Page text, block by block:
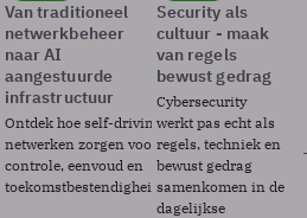
Van traditioneel
netwerkbeheer
naar AI
aangestuurde
infrastructuur
Ontdek hoe self-driving
netwerken zorgen voor
controle, eenvoud en
toekomstbestendigheid.
Security als
cultuur - maak
van regels
bewust gedrag
Cybersecurity
werkt pas echt als
regels, techniek en
bewust gedrag
samenkomen in de
dagelijkse